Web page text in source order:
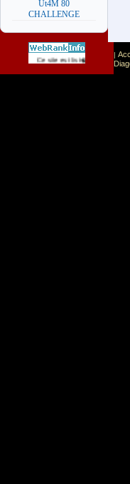
Ut4M 80
CHALLENGE
Ce site est list� dans la
|